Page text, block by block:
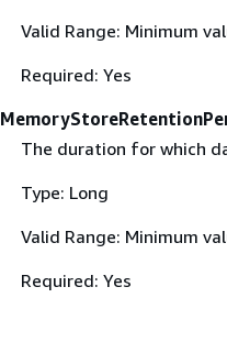
Valid Range: Minimum
Required: Yes
The duration for which
Type: Long
Valid Range: Minimum
Required: Yes